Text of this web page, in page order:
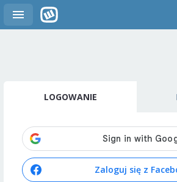
LOGOWANIE
Zaloguj się z